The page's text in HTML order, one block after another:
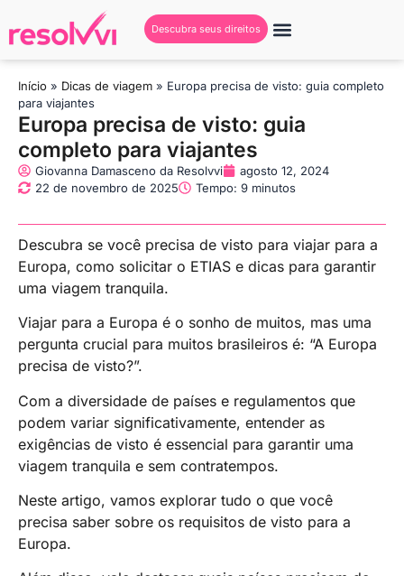
Descubra seus direitos
Início » Dicas de viagem » Europa precisa de visto: guia completo
para viajantes
Europa precisa de visto: guia
completo para viajantes
Giovanna Damasceno da Resolvvi
agosto 12, 2024
22 de novembro de 2025
Tempo: 9 minutos
Descubra se você precisa de visto para viajar para a
Europa, como solicitar o ETIAS e dicas para garantir
uma viagem tranquila.
Viajar para a Europa é o sonho de muitos, mas uma
pergunta crucial para muitos brasileiros é: “A Europa
precisa de visto?”.
Com a diversidade de países e regulamentos que
podem variar significativamente, entender as
exigências de visto é essencial para garantir uma
viagem tranquila e sem contratempos.
Neste artigo, vamos explorar tudo o que você
precisa saber sobre os requisitos de visto para a
Europa.